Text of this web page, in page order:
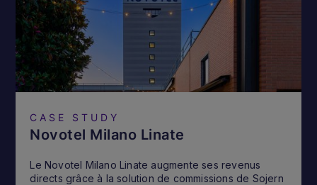
CASE STUDY
Novotel Milano Linate
Le Novotel Milano Linate augmente ses revenus
directs grâce à la solution de commissions de Sojern